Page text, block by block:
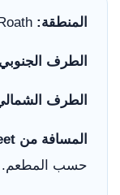
المنطقة:
الطرف
الطرف
المسافة من Queen Street:
حسب المطعم.